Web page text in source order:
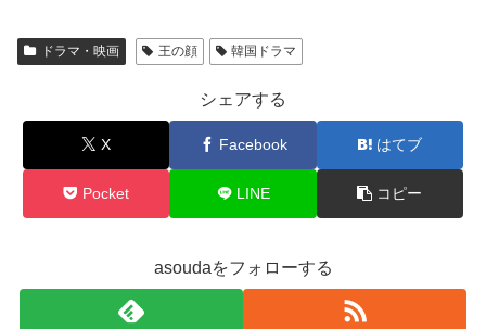
ドラマ・映画 王の顔 韓国ドラマ
シェアする
X Facebook はてブ
Pocket LINE コピー
asoudaをフォローする